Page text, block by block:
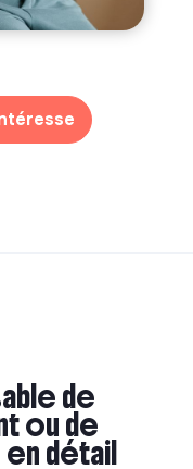
de
ou de
en détail